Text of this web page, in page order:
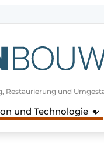
und Konditionen
Anmeldung
Restaurierung und
und Technologie